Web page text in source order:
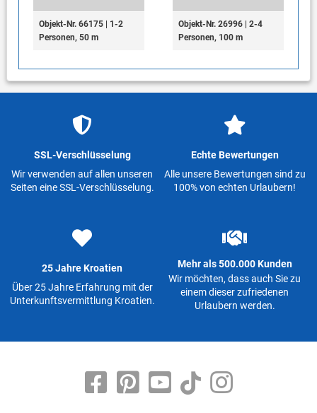
Objekt-Nr. 66175 | 1-2
Personen, 50 m
Objekt-Nr. 26996 | 2-4
Personen, 100 m
SSL-Verschlüsselung
Wir verwenden auf allen unseren
Seiten eine SSL-Verschlüsselung.
Echte Bewertungen
Alle unsere Bewertungen sind zu
100% von echten Urlaubern!
25 Jahre Kroatien
Über 25 Jahre Erfahrung mit der
Unterkunftsvermittlung Kroatien.
Mehr als 500.000 Kunden
Wir möchten, dass auch Sie zu
einem dieser zufriedenen
Urlaubern werden.